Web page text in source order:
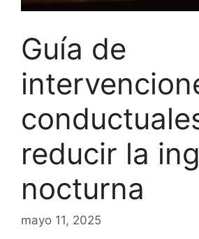
Guía de
reducir la
nocturna
mayo 11, 2025